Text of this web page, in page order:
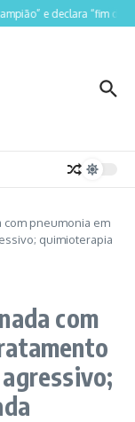
e declara “fim do
com pneumonia em
quimioterapia
com